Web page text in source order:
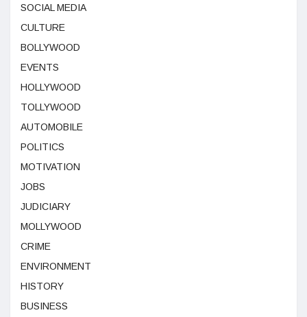
SOCIAL MEDIA
CULTURE
BOLLYWOOD
EVENTS
HOLLYWOOD
TOLLYWOOD
AUTOMOBILE
POLITICS
MOTIVATION
JOBS
JUDICIARY
MOLLYWOOD
CRIME
ENVIRONMENT
HISTORY
BUSINESS